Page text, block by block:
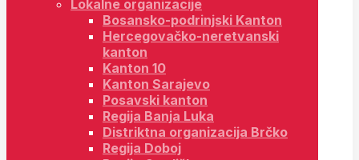
Lokalne organizacije
Bosansko-podrinjski Kanton
Hercegovačko-neretvanski
kanton
Kanton 10
Kanton Sarajevo
Posavski kanton
Regija Banja Luka
Distriktna organizacija Brčko
Regija Doboj